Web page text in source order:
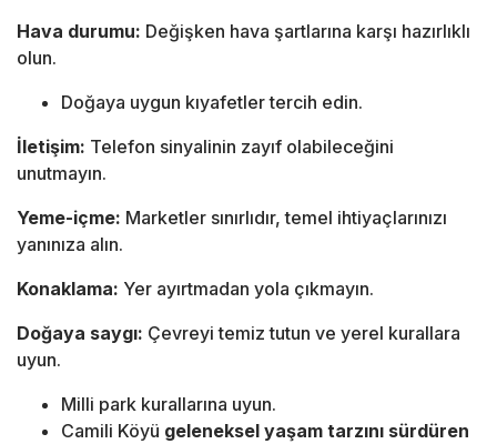
Hava durumu: Değişken hava şartlarına karşı hazırlıklı
olun.
Doğaya uygun kıyafetler tercih edin.
İletişim: Telefon sinyalinin zayıf olabileceğini
unutmayın.
Yeme-içme: Marketler sınırlıdır, temel ihtiyaçlarınızı
yanınıza alın.
Konaklama: Yer ayırtmadan yola çıkmayın.
Doğaya saygı: Çevreyi temiz tutun ve yerel kurallara
uyun.
Milli park kurallarına uyun.
Camili Köyü geleneksel yaşam tarzını sürdüren